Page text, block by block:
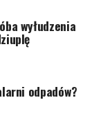
wyłudzenia
odpadów?